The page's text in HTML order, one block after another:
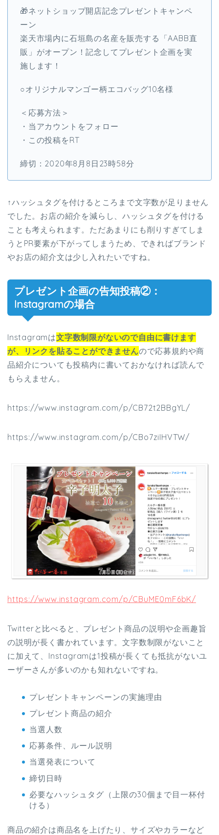
🎁ネットショップ開店記念プレゼントキャンペ
ーン
楽天市場内に石垣島の名産を販売する「AABB直
販」がオープン！記念してプレゼント企画を実
施します！
○オリジナルマンゴー柄エコバッグ10名様
＜応募方法＞
・当アカウントをフォロー
・この投稿をRT
締切：2020年8月8日23時58分
↑ハッシュタグを付けるところまで文字数が足りません
でした。お店の紹介を減らし、ハッシュタグを付ける
ことも考えられます。ただあまりにも削りすぎてしま
うとPR要素が下がってしまうため、できればブランド
やお店の紹介文は少し入れたいですね。
プレゼント企画の告知投稿②：
Instagramの場合
Instagramは文字数制限がないので自由に書けます
が、リンクを貼ることができませんので応募規約や商
品紹介についても投稿内に書いておかなければ読んで
もらえません。
https://www.instagram.com/p/CB72t2BBgYL/
https://www.instagram.com/p/CBo7ziIHVTW/
https://www.instagram.com/p/CBuME0mF6bK/
Twitterと比べると、プレゼント商品の説明や企画趣旨
の説明が長く書かれています。文字数制限がないこと
に加えて、Instagramは1投稿が長くても抵抗がないユ
ーザーさんが多いのかも知れないですね。
プレゼントキャンペーンの実施理由
プレゼント商品の紹介
当選人数
応募条件、ルール説明
当選発表について
締切日時
必要なハッシュタグ（上限の30個まで目一杯付
ける）
商品の紹介は商品名を上げたり、サイズやカラーなど